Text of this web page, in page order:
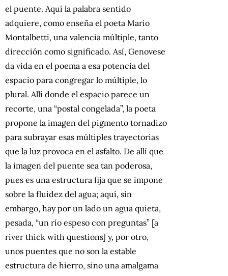
el puente. Aquí la palabra sentido
adquiere, como enseña el poeta Mario
Montalbetti, una valencia múltiple, tanto
dirección como significado. Así, Genovese
da vida en el poema a esa potencia del
espacio para congregar lo múltiple, lo
plural. Allí donde el espacio parece un
recorte, una “postal congelada”, la poeta
propone la imagen del pigmento tornadizo
para subrayar esas múltiples trayectorias
que la luz provoca en el asfalto. De allí que
la imagen del puente sea tan poderosa,
pues es una estructura fija que se impone
sobre la fluidez del agua; aquí, sin
embargo, hay por un lado un agua quieta,
pesada, “un río espeso con preguntas” [a
river thick with questions] y, por otro,
unos puentes que no son la estable
estructura de hierro, sino una amalgama